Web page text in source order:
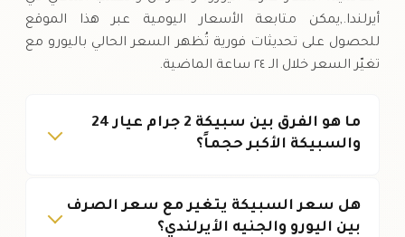
أيرلندا.,يمكن متابعة الأسعار اليومية عبر هذا الموقع
للحصول على تحديثات فورية تُظهر السعر الحالي باليورو مع
تغيّر السعر خلال الـ ٢٤ ساعة الماضية.
ما هو الفرق بين سبيكة 2 جرام عيار 24
والسبيكة الأكبر حجماً؟
هل سعر السبيكة يتغير مع سعر الصرف
بين اليورو والجنيه الأيرلندي؟